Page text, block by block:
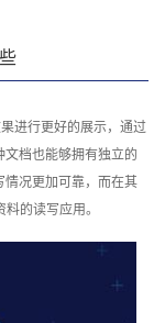
进行更好的展示，通过
文档也能够拥有独立的
情况更加可靠，而在其
料的读写应用。